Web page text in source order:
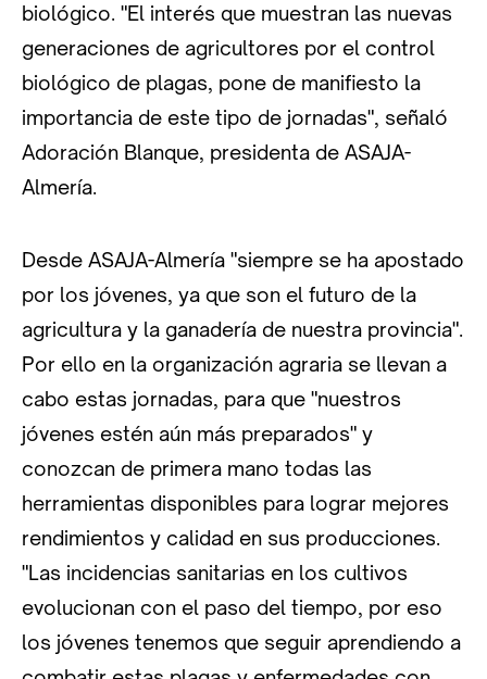
biológico. "El interés que muestran las nuevas
generaciones de agricultores por el control
biológico de plagas, pone de manifiesto la
importancia de este tipo de jornadas", señaló
Adoración Blanque, presidenta de ASAJA-
Almería.
Desde ASAJA-Almería "siempre se ha apostado
por los jóvenes, ya que son el futuro de la
agricultura y la ganadería de nuestra provincia".
Por ello en la organización agraria se llevan a
cabo estas jornadas, para que "nuestros
jóvenes estén aún más preparados" y
conozcan de primera mano todas las
herramientas disponibles para lograr mejores
rendimientos y calidad en sus producciones.
"Las incidencias sanitarias en los cultivos
evolucionan con el paso del tiempo, por eso
los jóvenes tenemos que seguir aprendiendo a